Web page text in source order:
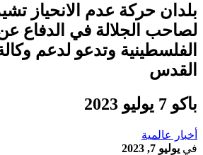
بلدان حركة عدم الانحياز
لصاحب الجلالة في الدفاع
الفلسطينية وتدعو لدعم
القدس
باكو 7 يوليو 2023
أخبار عالمية
في يوليو 7, 2023